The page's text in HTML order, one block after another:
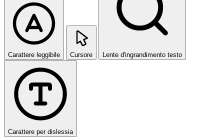
Carattere leggibile Cursore Lente d'ingrandimento testo
Carattere per dislessia